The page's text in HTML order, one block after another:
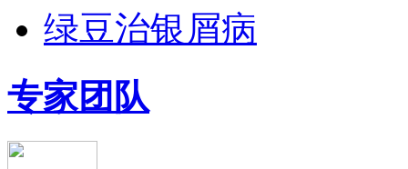
绿豆治银屑病
专家团队